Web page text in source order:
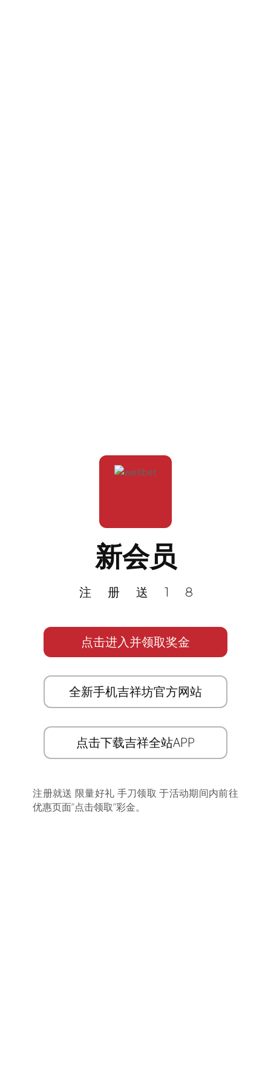
新会员
注册送18
点击进入并领取奖金
全新手机吉祥坊官方网站
点击下载吉祥全站APP
注册就送 限量好礼 手刀领取 于活动期间内前往
优惠页面”点击领取”彩金。